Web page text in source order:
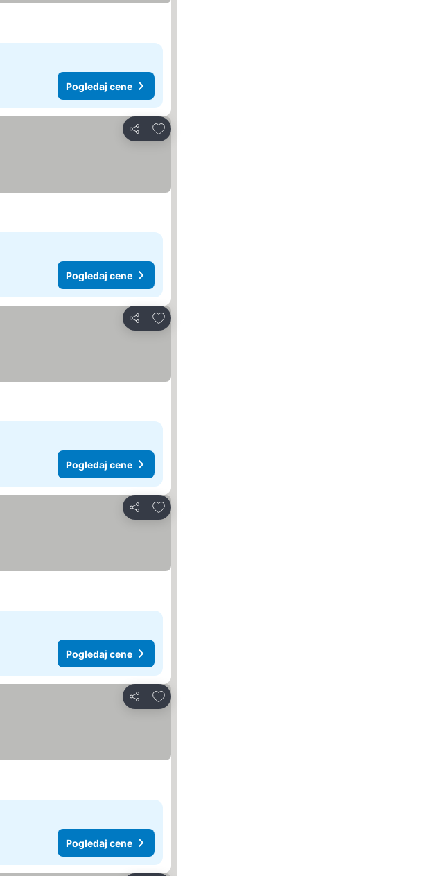
Pogledaj cene
Deli
Dodati u favorite
Pogledaj cene
Deli
Dodati u favorite
Pogledaj cene
Deli
Dodati u favorite
Pogledaj cene
Deli
Dodati u favorite
Pogledaj cene